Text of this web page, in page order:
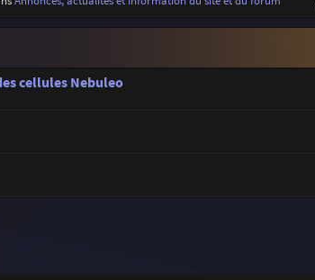
cellules Nebuleo